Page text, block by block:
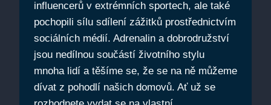
influencerů v extrémních sportech, ale také
pochopili sílu sdílení zážitků prostřednictvím
sociálních médií. Adrenalin a dobrodružství
jsou nedílnou součástí životního stylu
mnoha lidí a těšíme se, že se na ně můžeme
dívat z pohodlí našich domovů. Ať už se